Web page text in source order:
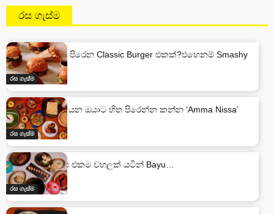
රස ගැස්ම
රස ගැස්ම
අඩු ගාණට හිත පිරෙන Classic Burger එකක්?එහෙනම් Smashy
තමයි…
රස ගැස්ම
ගාලු කොටුවට යන ඔයාට හිත පිරෙන්න කන්න ‘Amma Nissa’
රස ගැස්ම
විවිධ ආහාර රස එකම වහලක් යටින් Bayu…